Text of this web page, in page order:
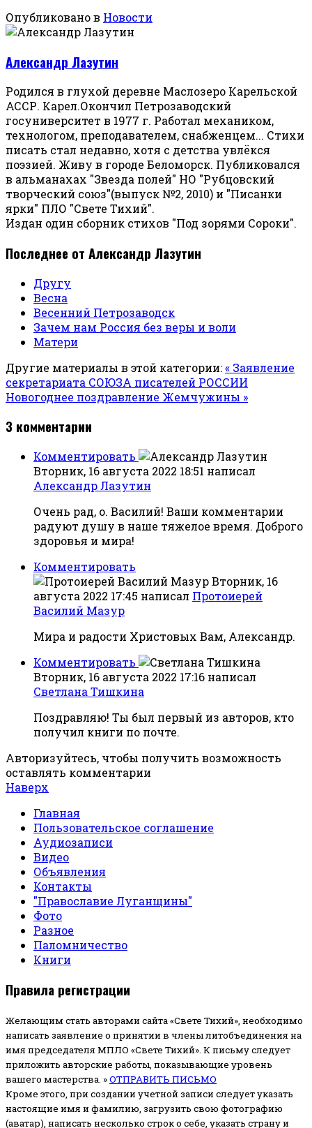
Опубликовано в Новости
Александр Лазутин
Родился в глухой деревне Маслозеро Карельской
АССР. Карел.Окончил Петрозаводский
госуниверситет в 1977 г. Работал механиком,
технологом, преподавателем, снабженцем... Стихи
писать стал недавно, хотя с детства увлёкся
поэзией. Живу в городе Беломорск. Публиковался
в альманахах "Звезда полей" НО "Рубцовский
творческий союз"(выпуск №2, 2010) и "Писанки
ярки" ПЛО "Свете Тихий".
Издан один сборник стихов "Под зорями Сороки".
Последнее от Александр Лазутин
Другу
Весна
Весенний Петрозаводск
Зачем нам Россия без веры и воли
Матери
Другие материалы в этой категории:« Заявление
секретариата СОЮЗА писателей РОССИИ
Новогоднее поздравление Жемчужины »
3 комментарии
Комментировать
Вторник, 16 августа 2022 18:51 написал
Александр Лазутин
Очень рад, о. Василий! Ваши комментарии
радуют душу в наше тяжелое время. Доброго
здоровья и мира!
Комментировать
Вторник, 16
августа 2022 17:45 написал Протоиерей
Василий Мазур
Мира и радости Христовых Вам, Александр.
Комментировать
Вторник, 16 августа 2022 17:16 написал
Светлана Тишкина
Поздравляю! Ты был первый из авторов, кто
получил книги по почте.
Авторизуйтесь, чтобы получить возможность
оставлять комментарии
Наверх
Главная
Пользовательское соглашение
Аудиозаписи
Видео
Объявления
Контакты
"Православие Луганщины"
Фото
Разное
Паломничество
Книги
Правила регистрации
Желающим стать авторами сайта «Свете Тихий», необходимо
написать заявление о принятии в члены литобъединения на
имя председателя МПЛО «Свете Тихий». К письму следует
приложить авторские работы, показывающие уровень
вашего мастерства. »ОТПРАВИТЬ ПИСЬМО
Кроме этого, при создании учетной записи следует указать
настоящие имя и фамилию, загрузить свою фотографию
(аватар), написать несколько строк о себе, указать страну и